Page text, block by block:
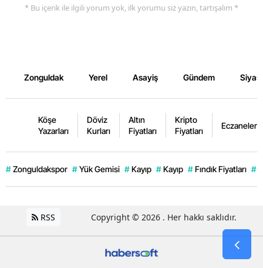
* Bu içerik ile ilgili yorum yok, ilk yorumu siz yazın, tartışalım *
Zonguldak Yerel Asayiş Gündem
Köşe
Yazarları
Döviz
Kurları
Altın
Fiyatları
Kripto
Fiyatları
Eczaneler
# Zonguldakspor # Yük Gemisi # Kayıp # Kayıp # Fındık Fiyatları #
RSS Copyright © 2026 . Her hakkı saklıdır.